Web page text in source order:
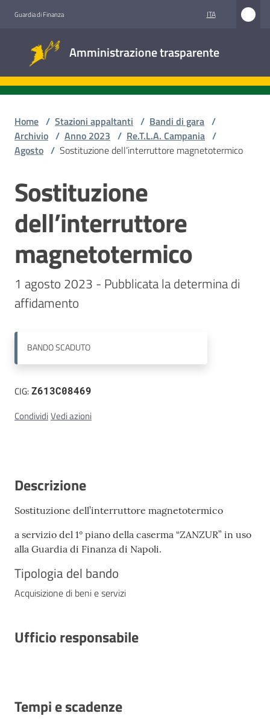
Guardia di Finanza ITA
Amministrazione trasparente
trasparente
Accesso
Stazioni
appaltanti
Contatti
Home / Stazioni appaltanti / Bandi di gara /
Archivio / Anno 2023 / Re.T.L.A. Campania /
Agosto / Sostituzione dell’interruttore magnetotermico
Salta al contenuto
Sostituzione
dell’interruttore
magnetotermico
1 agosto 2023 - Pubblicata la determina di
affidamento
BANDOSCADUTO
CIG:Z613C08469
CondividiVedi azioni
Descrizione
Sostituzione dell’interruttore magnetotermico
a servizio del 1° piano della caserma “ZANZUR” in uso
alla Guardia di Finanza di Napoli.
Tipologia del bando
Acquisizione di beni e servizi
Ufficio responsabile
Tempi e scadenze